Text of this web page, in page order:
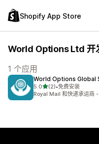
Shopify App Store
World Options Ltd 开
1 个应用
World Options Global
5.0星（满分 5 星）
(2)
总共 2 条评论
•免费安装
Royal Mail 和快递承运商